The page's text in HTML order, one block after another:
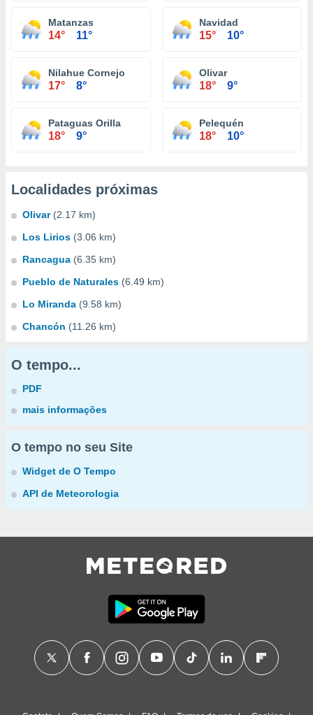
Matanzas
14° 11°
Navidad
15° 10°
Nilahue Cornejo
17° 8°
Olivar
18° 9°
Pataguas Orilla
18° 9°
Pelequén
18° 10°
Localidades próximas
Olivar (2.17 km)
Los Lirios (3.06 km)
Rancagua (6.35 km)
Pueblo de Naturales (6.49 km)
Lo Miranda (9.58 km)
Chancón (11.26 km)
O tempo...
PDF
mais informações
O tempo no seu Site
Widget de O Tempo
API de Meteorologia